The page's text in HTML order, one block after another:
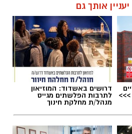
יעניין אותך גם
דרושים באשדוד: המוזיאון
לתרבות הפלשתים מגייס
מנהל/ת מחלקת חינוך